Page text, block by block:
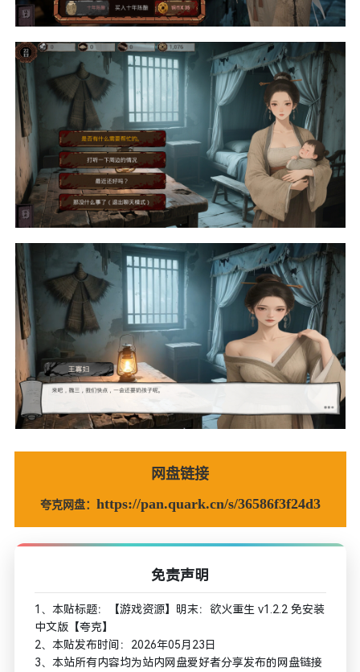
网盘链接
夸克网盘： https://pan.quark.cn/s/36586f3f24d3
免责声明
1、本贴标题：【游戏资源】明末：欲火重生 v1.2.2 免安装
中文版【夸克】
2、本贴发布时间：2026年05月23日
3、本站所有内容均为站内网盘爱好者分享发布的网盘链接